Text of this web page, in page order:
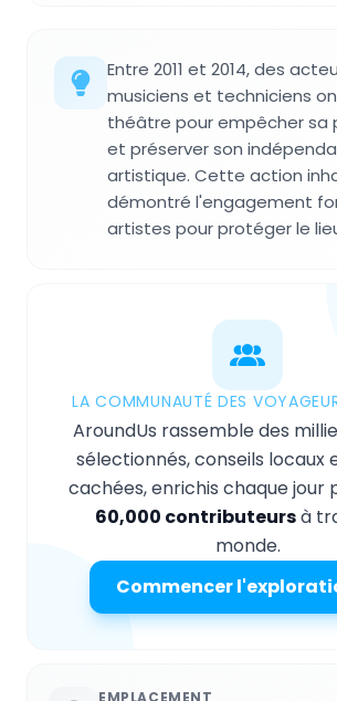
Entre 2011 et 2014, des
musiciens et techniciens
théâtre pour empêcher sa
et préserver son
artistique. Cette action
démontré l'engagement
artistes pour protéger le
LA COMMUNAUTÉ DES
AroundUs rassemble des
sélectionnés, conseils locaux
cachées, enrichis chaque jour
60,000 contributeursà
monde.
Commencer
EMPLACEMENT